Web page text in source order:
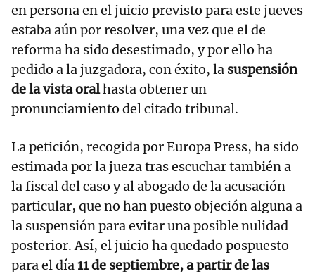
en persona en el juicio previsto para este jueves
estaba aún por resolver, una vez que el de
reforma ha sido desestimado, y por ello ha
pedido a la juzgadora, con éxito, la suspensión
de la vista oralhasta obtener un
pronunciamiento del citado tribunal.
La petición, recogida por Europa Press, ha sido
estimada por la jueza tras escuchar también a
la fiscal del caso y al abogado de la acusación
particular, que no han puesto objeción alguna a
la suspensión para evitar una posible nulidad
posterior. Así, el juicio ha quedado pospuesto
para el día11 de septiembre, a partir de las